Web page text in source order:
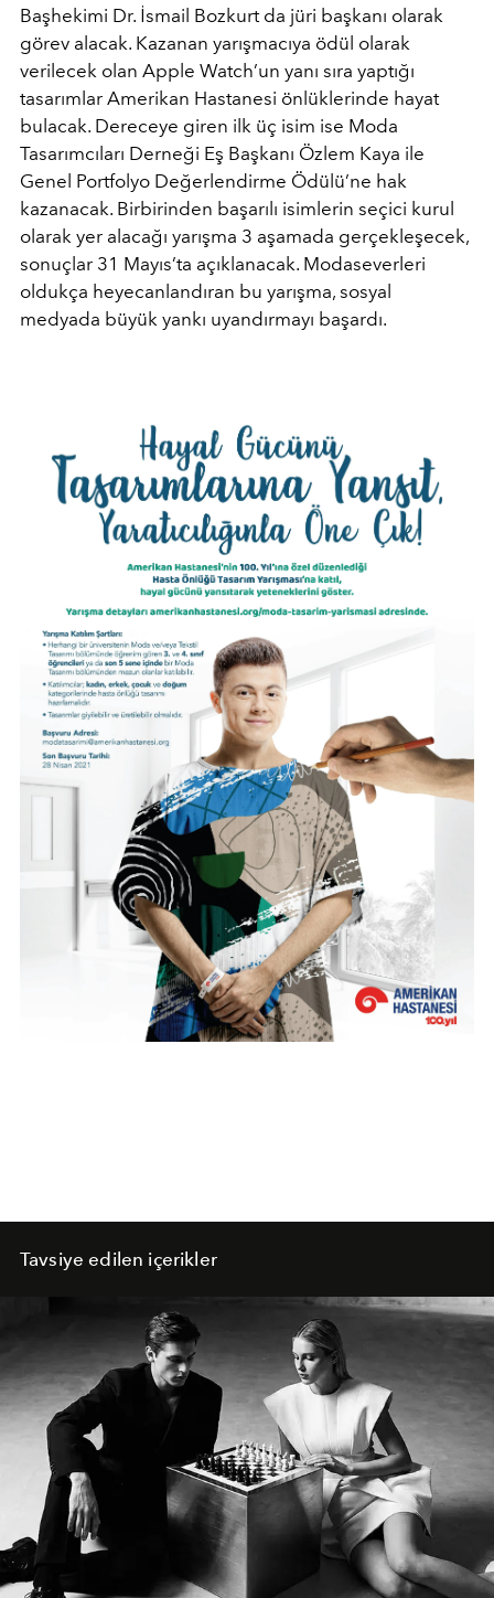
Başhekimi Dr. İsmail Bozkurt da jüri başkanı olarak
görev alacak. Kazanan yarışmacıya ödül olarak
verilecek olan Apple Watch’un yanı sıra yaptığı
tasarımlar Amerikan Hastanesi önlüklerinde hayat
bulacak. Dereceye giren ilk üç isim ise Moda
Tasarımcıları Derneği Eş Başkanı Özlem Kaya ile
Genel Portfolyo Değerlendirme Ödülü’ne hak
kazanacak. Birbirinden başarılı isimlerin seçici kurul
olarak yer alacağı yarışma 3 aşamada gerçekleşecek,
sonuçlar 31 Mayıs’ta açıklanacak. Modaseverleri
oldukça heyecanlandıran bu yarışma, sosyal
medyada büyük yankı uyandırmayı başardı.
Tavsiye edilen içerikler